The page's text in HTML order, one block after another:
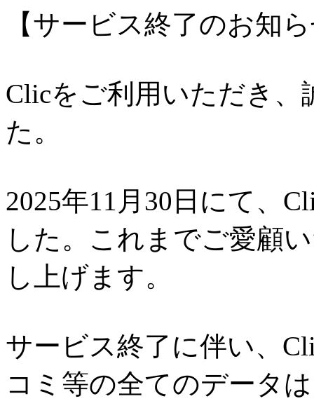
【サービス終了のお知
Clicをご利用いただき
た。
2025年11月30日にて、
した。これまでご愛顧
し上げます。
サービス終了に伴い、
コミ等の全てのデータ